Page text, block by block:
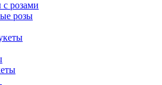
с розами
розы